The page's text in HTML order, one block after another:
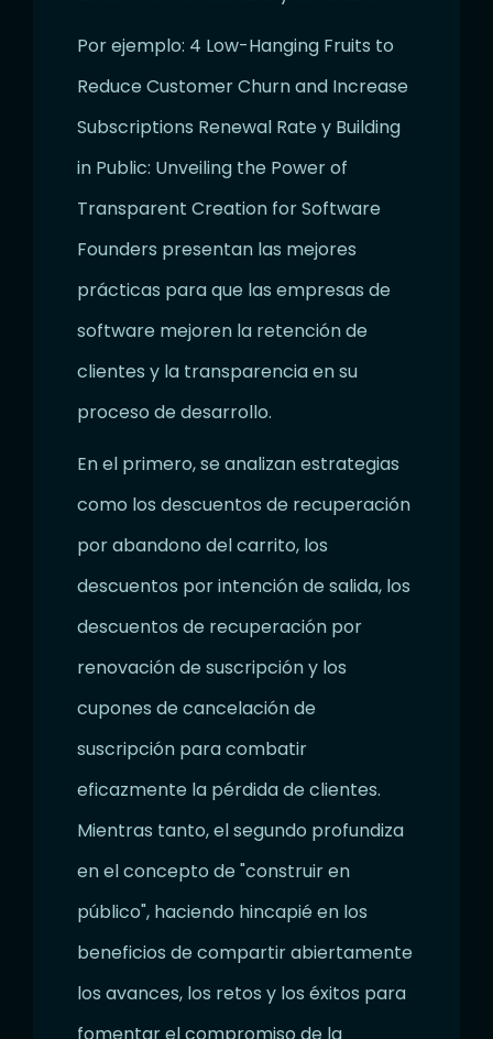
Por ejemplo: 4 Low-Hanging Fruits to
Reduce Customer Churn and Increase
Subscriptions Renewal Rate y Building
in Public: Unveiling the Power of
Transparent Creation for Software
Founders presentan las mejores
prácticas para que las empresas de
software mejoren la retención de
clientes y la transparencia en su
proceso de desarrollo.
En el primero, se analizan estrategias
como los descuentos de recuperación
por abandono del carrito, los
descuentos por intención de salida, los
descuentos de recuperación por
renovación de suscripción y los
cupones de cancelación de
suscripción para combatir
eficazmente la pérdida de clientes.
Mientras tanto, el segundo profundiza
en el concepto de "construir en
público", haciendo hincapié en los
beneficios de compartir abiertamente
los avances, los retos y los éxitos para